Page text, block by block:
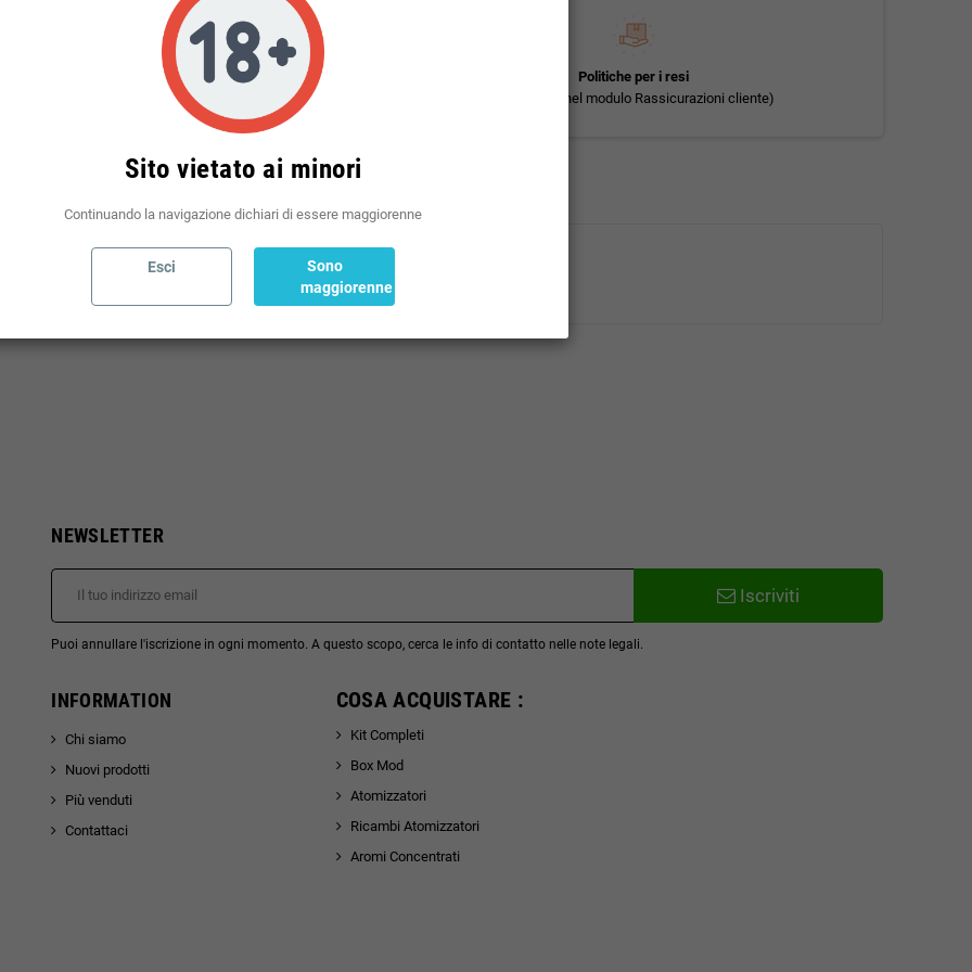
Politiche per le spedizioni
(modificale nel modulo Rassicurazioni cliente)
Politiche per i resi
(modificale nel modulo Rassicurazioni cliente)
NEWSLETTER
Iscriviti
Puoi annullare l'iscrizione in ogni momento. A questo scopo, cerca le info di contatto nelle note legali.
INFORMATION
Chi siamo
Nuovi prodotti
Più venduti
Contattaci
COSA ACQUISTARE :
Kit Completi
Box Mod
Atomizzatori
Ricambi Atomizzatori
Aromi Concentrati
Sito vietato ai minori
Continuando la navigazione dichiari di essere maggiorenne
Esci
Sono
maggiorenne